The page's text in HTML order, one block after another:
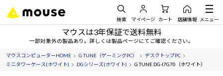
検索 マイページ カート 店舗情報 メニュー
マウスは3年保証で送料無料
一部対象外の製品あり。詳しくは製品ページにてご確認ください。
マウスコンピューターHOME G TUNE（ゲーミングPC）
デスクトップPC
ミニタワーケース(ホワイト)
DGシリーズ(ホワイト) G TUNE DG-I7G70（ホワイト）